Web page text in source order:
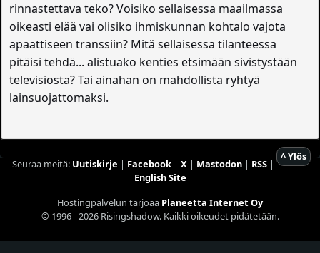
rinnastettava teko? Voisiko sellaisessa maailmassa
oikeasti elää vai olisiko ihmiskunnan kohtalo vajota
apaattiseen transsiin? Mitä sellaisessa tilanteessa
pitäisi tehdä... alistuako kenties etsimään sivistystään
televisiosta? Tai ainahan on mahdollista ryhtyä
lainsuojattomaksi.
^ Ylös
Seuraa meitä: Uutiskirje | Facebook| X| Mastodon| RSS|
English Site
Hostingpalvelun tarjoaa Planeetta Internet Oy
© 1996 - 2026 Risingshadow. Kaikki oikeudet pidätetään.